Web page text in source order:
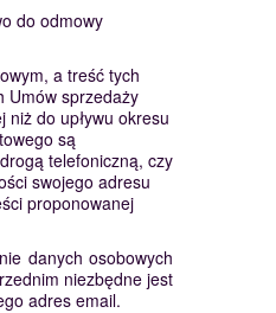
do odmowy
a treść tych
Umów sprzedaży
do upływu okresu
są
telefoniczną, czy
swojego adresu
proponowanej
danych osobowych
niezbędne jest
adres email.